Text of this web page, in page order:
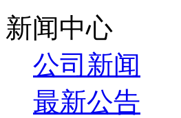
新闻中心
公司新闻
最新公告